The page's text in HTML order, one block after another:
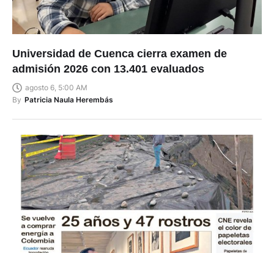
Universidad de Cuenca cierra examen de
admisión 2026 con 13.401 evaluados
agosto 6, 5:00 AM
By Patricia Naula Herembás